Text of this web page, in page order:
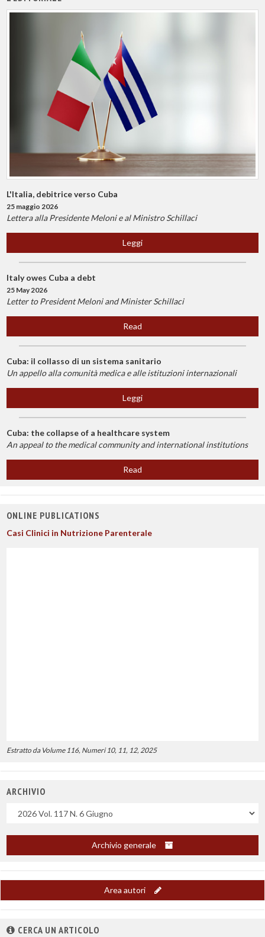
L'Italia, debitrice verso Cuba
25 maggio 2026
Lettera alla Presidente Meloni e al Ministro Schillaci
Leggi
Italy owes Cuba a debt
25 May 2026
Letter to President Meloni and Minister Schillaci
Read
Cuba: il collasso di un sistema sanitario
Un appello alla comunità medica e alle istituzioni internazionali
Leggi
Cuba: the collapse of a healthcare system
An appeal to the medical community and international institutions
Read
ONLINE PUBLICATIONS
Casi Clinici in Nutrizione Parenterale
Estratto da Volume 116, Numeri 10, 11, 12, 2025
ARCHIVIO
Archivio generale
Area autori
CERCA UN ARTICOLO